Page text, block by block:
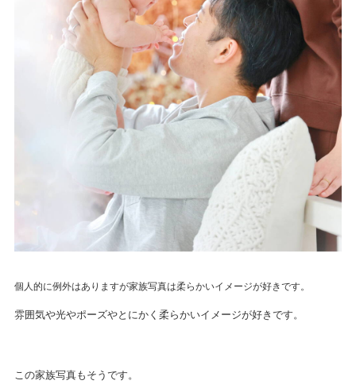
個人的に例外はありますが家族写真は柔らかいイメージが好きです。
雰囲気や光やポーズやとにかく柔らかいイメージが好きです。
この家族写真もそうです。